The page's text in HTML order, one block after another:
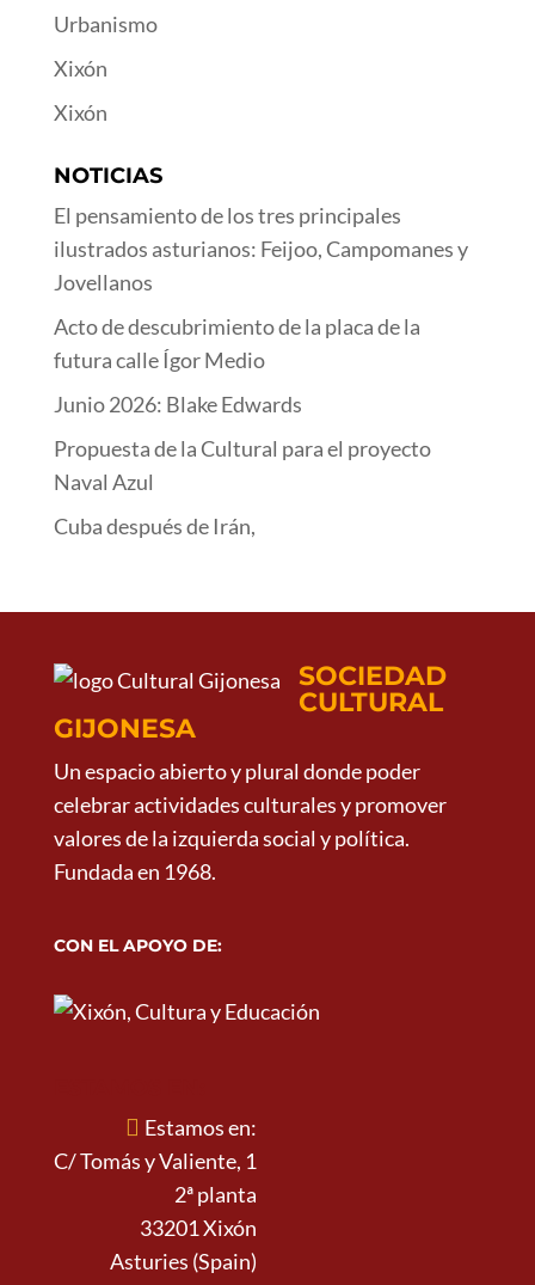
Urbanismo
Xixón
Xixón
NOTICIAS
El pensamiento de los tres principales
ilustrados asturianos: Feijoo, Campomanes y
Jovellanos
Acto de descubrimiento de la placa de la
futura calle Ígor Medio
Junio 2026: Blake Edwards
Propuesta de la Cultural para el proyecto
Naval Azul
Cuba después de Irán,
SOCIEDAD
CULTURAL
GIJONESA
Un espacio abierto y plural donde poder
celebrar actividades culturales y promover
valores de la izquierda social y política.
Fundada en 1968.
CON EL APOYO DE:
Estamos en:
C/ Tomás y Valiente, 1
2ª planta
33201 Xixón
Asturies (Spain)